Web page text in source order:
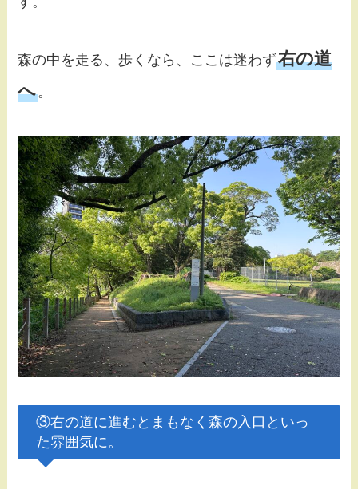
森の中を走る、歩くなら、ここは迷わず右の道
へ。
③右の道に進むとまもなく森の入口といっ
た雰囲気に。